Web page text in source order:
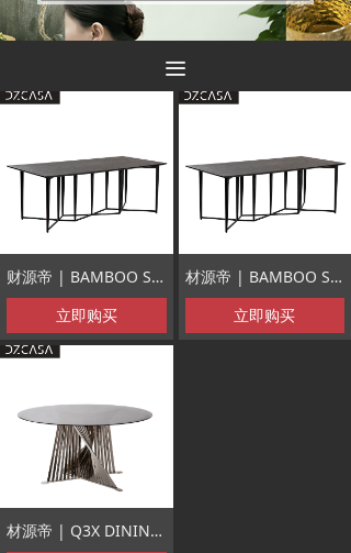
끀
财源帝 | BAMBOO SEA TABLE 竹海桌 意大利极简
立即购买
材源帝 | BAMBOO SEA TABEL 竹海餐桌 意大利
立即购买
材源帝 | Q3X DINING-TABLE Q3X餐桌 极简